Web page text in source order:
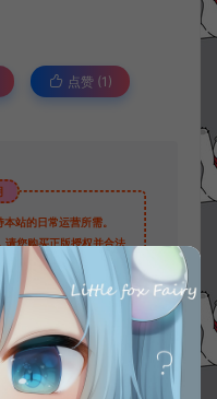
点赞 (1 )
站的日常运营所需。
请您购买正版授权并合法
网站右边客服联系我们。
存在任何商业目的与商